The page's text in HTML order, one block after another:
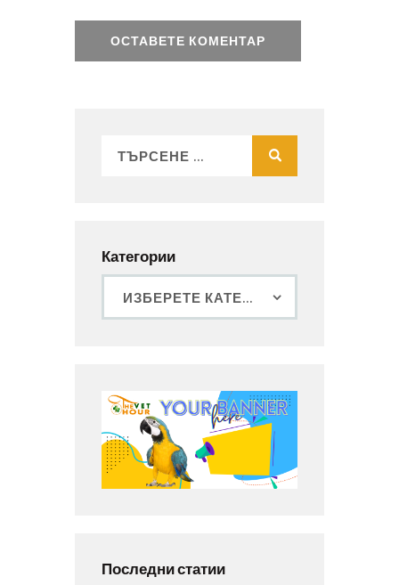
Категории
Последни статии